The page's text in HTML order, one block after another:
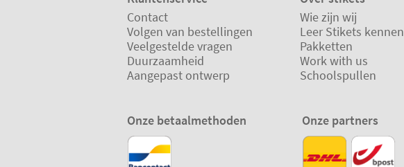
Contact
Volgen van bestellingen
Veelgestelde vragen
Duurzaamheid
Aangepast ontwerp
Wie zijn wij
Leer Stikets kennen
Pakketten
Work with us
Schoolspullen
Onze betaalmethoden Onze partners